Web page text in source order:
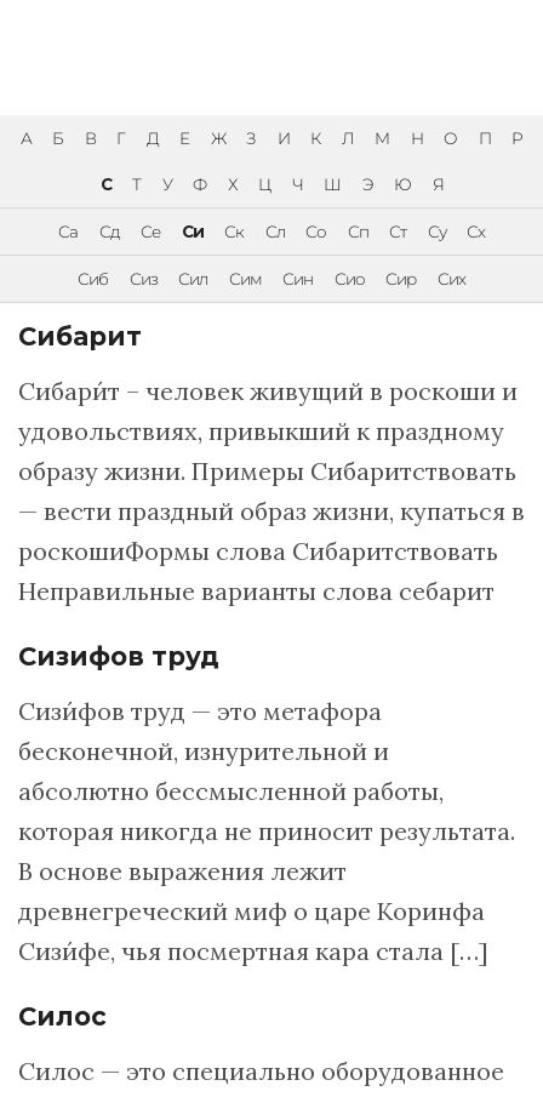
А Б В Г Д Е Ж З И К Л М Н О П Р
С Т У Ф Х Ц Ч Ш Э Ю Я
Са Сд Се Си Ск Сл Со Сп Ст Су Сх
Сиб Сиз Сил Сим Син Сио Сир Сих
Сибарит
Сибари́т – человек живущий в роскоши и
удовольствиях, привыкший к праздному
образу жизни. Примеры Сибаритствовать
— вести праздный образ жизни, купаться в
роскошиФормы слова Сибаритствовать
Неправильные варианты слова себарит
Сизифов труд
Сизи́фов труд — это метафора
бесконечной, изнурительной и
абсолютно бессмысленной работы,
которая никогда не приносит результата.
В основе выражения лежит
древнегреческий миф о царе Коринфа
Сизи́фе, чья посмертная кара стала […]
Силос
Силос — это специально оборудованное